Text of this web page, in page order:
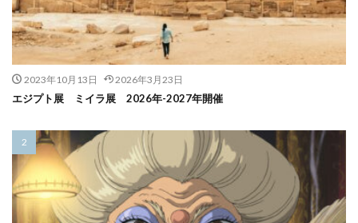
2023年10月13日 2026年3月23日
エジプト展 ミイラ展 2026年-2027年開催